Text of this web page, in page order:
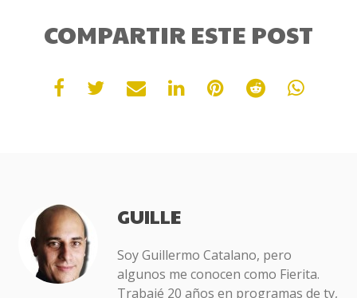
COMPARTIR ESTE POST
GUILLE
Soy Guillermo Catalano, pero
algunos me conocen como Fierita.
Trabajé 20 años en programas de tv,